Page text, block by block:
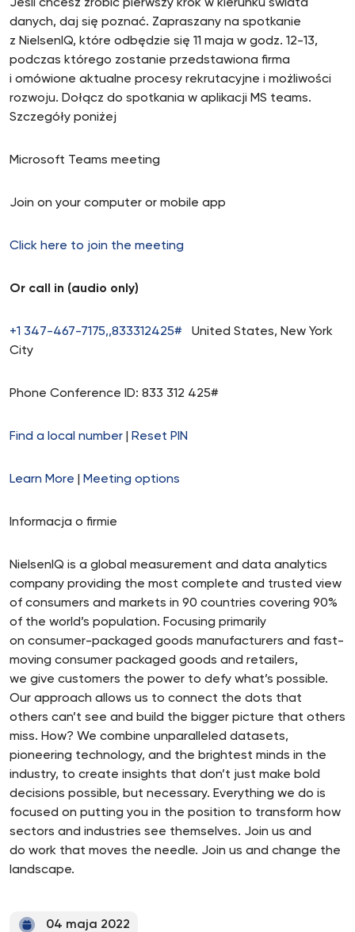
Jeśli chcesz zrobić pierwszy krok w kierunku świata
danych, daj się poznać. Zapraszany na spotkanie
z NielsenIQ, które odbędzie się 11 maja w godz. 12-13,
podczas którego zostanie przedstawiona firma
i omówione aktualne procesy rekrutacyjne i możliwości
rozwoju. Dołącz do spotkania w aplikacji MS teams.
Szczegóły poniżej
Microsoft Teams meeting
Join on your computer or mobile app
Click here to join the meeting
Or call in (audio only)
+1 347-467-7175,,833312425# United States, New York
City
Phone Conference ID: 833 312 425#
Find a local number Reset PIN
Learn More Meeting options
Informacja o firmie
NielsenIQ is a global measurement and data analytics
company providing the most complete and trusted view
of consumers and markets in 90 countries covering 90%
of the world’s population. Focusing primarily
on consumer-packaged goods manufacturers and fast-
moving consumer packaged goods and retailers,
we give customers the power to defy what’s possible.
Our approach allows us to connect the dots that
others can’t see and build the bigger picture that others
miss. How? We combine unparalleled datasets,
pioneering technology, and the brightest minds in the
industry, to create insights that don’t just make bold
decisions possible, but necessary. Everything we do is
focused on putting you in the position to transform how
sectors and industries see themselves. Join us and
do work that moves the needle. Join us and change the
landscape.
04 maja 2022